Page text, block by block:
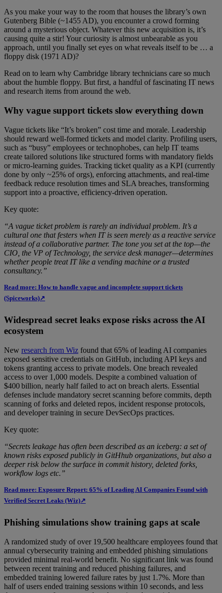
As you make your way to the room that houses the library’s own
Gutenberg Bible (~1455 AD), you encounter a crowd forming
around a mysterious object. Whatever this new acquisition is, it’s
causing quite a stir! Your curiosity is almost unbearable as you
approach, until you finally set eyes on what reveals itself to be … a
floppy disk (1971 AD)?
Read on to learn why Cambridge library technicians care so much
about the humble floppy. But first, a handful of fascinating IT news
and research items from around the web.
Why vague support tickets slow everything down
Vague tickets like “It’s broken” cost time and morale. Leadership
should reward well-formed tickets and model clarity. Profiling users,
such as “busy” employees or technophobes, can help IT teams
create tailored solutions like structured forms with mandatory fields
or micro-learning guides. Tracking ticket quality as a KPI (currently
done by only ~25% of orgs), enforcing attachments, and real-time
feedback reduce resolution times and SLA breaches, transforming
support into a proactive, efficiency-driven operation.
Key quote:
“A vague ticket problem is rarely an individual problem. It’s a
cultural one that festers when IT is seen merely as a reactive service
instead of a collaborative partner. The tone you set at the top—the
CIO, the VP of Technology, the service desk manager—determines
whether people treat IT like a vending machine or a trusted
consultancy.”
Read more: How to handle vague and incomplete support tickets
(Spiceworks)↗
Widespread secret leaks expose risks across the AI
ecosystem
New research from Wiz found that 65% of leading AI companies
exposed sensitive credentials on GitHub, including API keys and
tokens granting access to private models. One breach revealed
access to over 1,000 models. Despite a combined valuation of
$400 billion, nearly half failed to act on breach alerts. Essential
defenses include mandatory secret scanning before commits, depth
scanning of forks and deleted repos, incident response protocols,
and developer training in secure DevSecOps practices.
Key quote:
“Secrets leakage has often been described as an iceberg: a set of
known risks exposed publicly in GitHhub organizations, but also a
deeper risk below the surface in commit history, deleted forks,
workflow logs etc.”
Read more: Exposure Report: 65% of Leading AI Companies Found with
Verified Secret Leaks (Wiz)↗
Phishing simulations show training gaps at scale
A randomized study of over 19,500 healthcare employees found that
annual cybersecurity training and embedded phishing simulations
provided minimal real-world benefit. No significant link was found
between recent training and reduced phishing failures, and
embedded training lowered failure rates by just 1.7%. More than
half of users ended training sessions within 10 seconds, and less